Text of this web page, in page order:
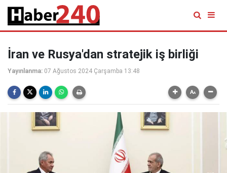
İran ve Rusya'dan stratejik iş birliği
Yayınlanma: 07 Ağustos 2024 Çarşamba 13:48